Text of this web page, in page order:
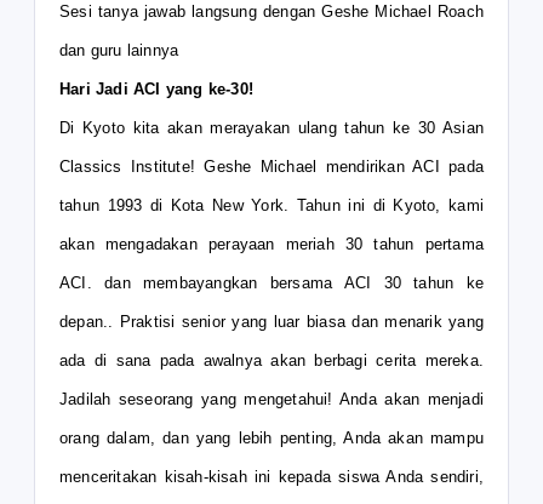
Sesi tanya jawab langsung dengan Geshe Michael Roach
dan guru lainnya
Hari Jadi ACI yang ke-30!
Di Kyoto kita akan merayakan ulang tahun ke 30 Asian
Classics Institute! Geshe Michael mendirikan ACI pada
tahun 1993 di Kota New York. Tahun ini di Kyoto, kami
akan mengadakan perayaan meriah 30 tahun pertama
ACI. dan membayangkan bersama ACI 30 tahun ke
depan.. Praktisi senior yang luar biasa dan menarik yang
ada di sana pada awalnya akan berbagi cerita mereka.
Jadilah seseorang yang mengetahui! Anda akan menjadi
orang dalam, dan yang lebih penting, Anda akan mampu
menceritakan kisah-kisah ini kepada siswa Anda sendiri,